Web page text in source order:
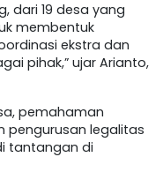
dari 19 desa yang
membentuk
ekstra dan
pihak,” ujar Arianto,
pemahaman
pengurusan legalitas
tantangan di